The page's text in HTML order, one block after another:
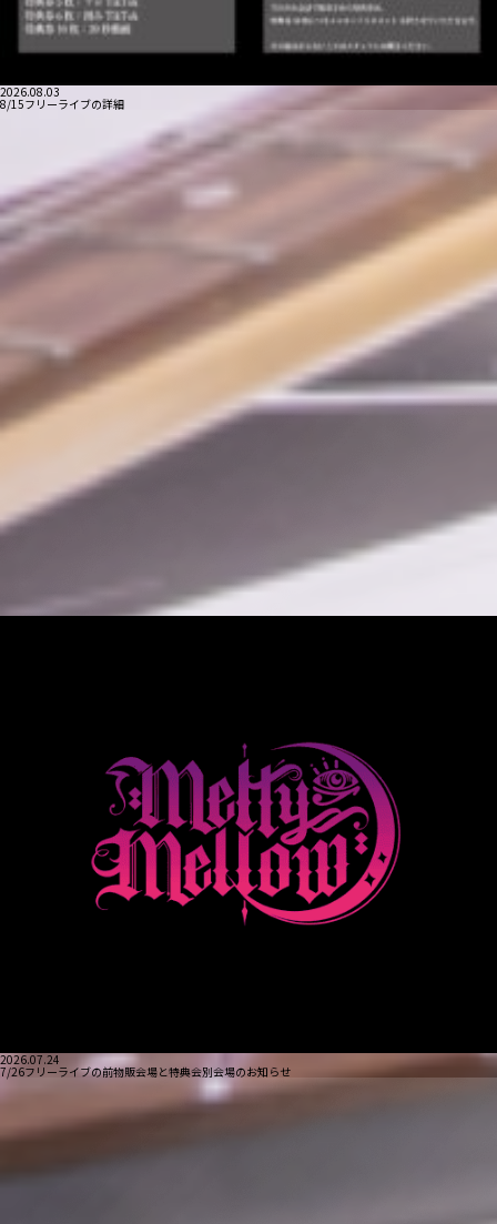
2026.08.03
8/15フリーライブの詳細
2026.07.24
7/26フリーライブの前物販会場と特典会別会場のお知らせ